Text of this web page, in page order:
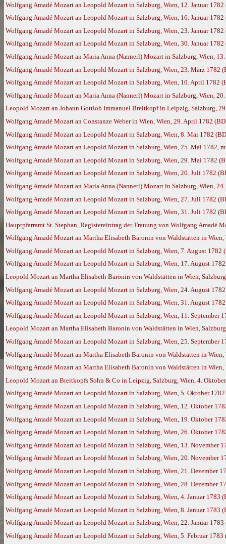
Wolfgang Amadé Mozart an Leopold Mozart in Salzburg, Wien, 12. Januar 1782
Wolfgang Amadé Mozart an Leopold Mozart in Salzburg, Wien, 16. Januar 1782
Wolfgang Amadé Mozart an Leopold Mozart in Salzburg, Wien, 23. Januar 1782
Wolfgang Amadé Mozart an Leopold Mozart in Salzburg, Wien, 30. Januar 1782
Wolfgang Amadé Mozart an Maria Anna (Nannerl) Mozart in Salzburg, Wien,
Wolfgang Amadé Mozart an Leopold Mozart in Salzburg, Wien, 23. März 1782
Wolfgang Amadé Mozart an Leopold Mozart in Salzburg, Wien, 10. April 1782
Wolfgang Amadé Mozart an Maria Anna (Nannerl) Mozart in Salzburg, Wien,
Leopold Mozart an Johann Gottlob Immanuel Breitkopf in Leipzig, Salzburg,
Wolfgang Amadé Mozart an Constanze Weber in Wien, Wien, 29. April 1782
Wolfgang Amadé Mozart an Leopold Mozart in Salzburg, Wien, 8. Mai 1782
Wolfgang Amadé Mozart an Leopold Mozart in Salzburg, Wien, 25. Mai 1782,
Wolfgang Amadé Mozart an Leopold Mozart in Salzburg, Wien, 29. Mai 1782
Wolfgang Amadé Mozart an Leopold Mozart in Salzburg, Wien, 20. Juli 1782
Wolfgang Amadé Mozart an Maria Anna (Nannerl) Mozart in Salzburg, Wien,
Wolfgang Amadé Mozart an Leopold Mozart in Salzburg, Wien, 27. Juli 1782
Wolfgang Amadé Mozart an Leopold Mozart in Salzburg, Wien, 31. Juli 1782
Hauptpfarramt St. Stephan, Registereintrag der Trauung von Wolfgang Amadé
Wolfgang Amadé Mozart an Martha Elisabeth Baronin von Waldstätten in
Wolfgang Amadé Mozart an Leopold Mozart in Salzburg, Wien, 7. August 1782
Wolfgang Amadé Mozart an Leopold Mozart in Salzburg, Wien, 17. August
Leopold Mozart an Martha Elisabeth Baronin von Waldstätten in Wien,
Wolfgang Amadé Mozart an Leopold Mozart in Salzburg, Wien, 24. August
Wolfgang Amadé Mozart an Leopold Mozart in Salzburg, Wien, 31. August
Wolfgang Amadé Mozart an Leopold Mozart in Salzburg, Wien, 11. September
Leopold Mozart an Martha Elisabeth Baronin von Waldstätten in Wien,
Wolfgang Amadé Mozart an Leopold Mozart in Salzburg, Wien, 25. September
Wolfgang Amadé Mozart an Martha Elisabeth Baronin von Waldstätten in
Wolfgang Amadé Mozart an Martha Elisabeth Baronin von Waldstätten in
Leopold Mozart an Breitkopfs Sohn & Co in Leipzig, Salzburg, Wien, 4.
Wolfgang Amadé Mozart an Leopold Mozart in Salzburg, Wien, 5. Oktober
Wolfgang Amadé Mozart an Leopold Mozart in Salzburg, Wien, 12. Oktober
Wolfgang Amadé Mozart an Leopold Mozart in Salzburg, Wien, 19. Oktober
Wolfgang Amadé Mozart an Leopold Mozart in Salzburg, Wien, 26. Oktober
Wolfgang Amadé Mozart an Leopold Mozart in Salzburg, Wien, 13. November
Wolfgang Amadé Mozart an Leopold Mozart in Salzburg, Wien, 20. November
Wolfgang Amadé Mozart an Leopold Mozart in Salzburg, Wien, 21. Dezember
Wolfgang Amadé Mozart an Leopold Mozart in Salzburg, Wien, 28. Dezember
Wolfgang Amadé Mozart an Leopold Mozart in Salzburg, Wien, 4. Januar 1783
Wolfgang Amadé Mozart an Leopold Mozart in Salzburg, Wien, 8. Januar 1783
Wolfgang Amadé Mozart an Leopold Mozart in Salzburg, Wien, 22. Januar 1783
Wolfgang Amadé Mozart an Leopold Mozart in Salzburg, Wien, 5. Februar 1783